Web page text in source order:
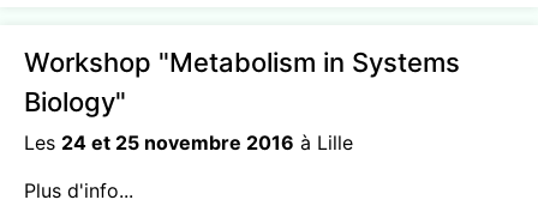
Workshop "Metabolism in Systems
Biology"
Les 24 et 25 novembre 2016 à Lille
Plus d'info...